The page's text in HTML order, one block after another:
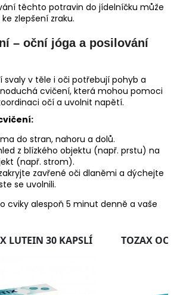
těchto potravin do jídelníčku může
zlepšení zraku.
– oční jóga a posilování
svaly v těle i oči potřebují pohyb a
cvičení, která mohou pomoci
očí a uvolnit napětí.
do stran, nahoru a dolů.
z blízkého objektu (např. prstu) na
(např. strom).
zavřené oči dlaněmi a dýchejte
se uvolnili.
cviky alespoň 5 minut denně a vaše